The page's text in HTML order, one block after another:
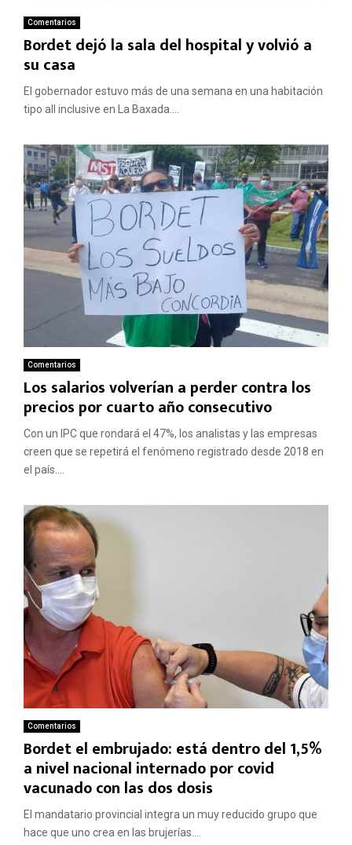
Comentarios
Bordet dejó la sala del hospital y volvió a
su casa
El gobernador estuvo más de una semana en una habitación
tipo all inclusive en La Baxada....
Comentarios
Los salarios volverían a perder contra los
precios por cuarto año consecutivo
Con un IPC que rondará el 47%, los analistas y las empresas
creen que se repetirá el fenómeno registrado desde 2018 en
el país....
Comentarios
Bordet el embrujado: está dentro del 1,5%
a nivel nacional internado por covid
vacunado con las dos dosis
El mandatario provincial integra un muy reducido grupo que
hace que uno crea en las brujerías....